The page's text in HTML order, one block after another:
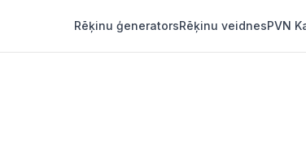
Rēķinu ģeneratorsRēķinu veidnesPVN